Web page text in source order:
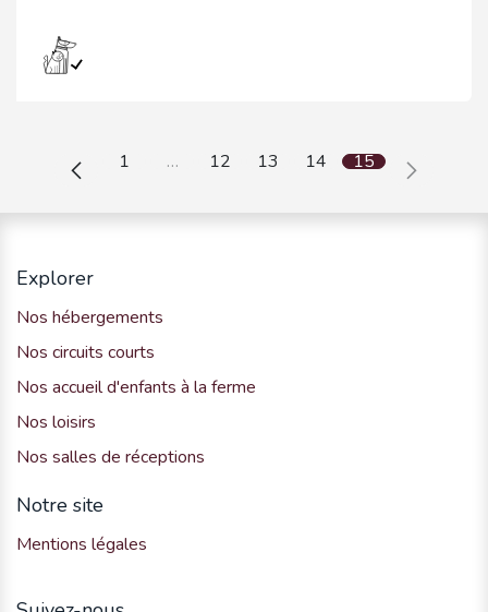
Castillon de 6 personnes, ce gîte de vacances à
l’étage peut se transformer en un seul hébergement
1 … 12 13 14 15
Explorer
Nos hébergements
Nos circuits courts
Nos accueil d'enfants à la ferme
Nos loisirs
Nos salles de réceptions
Notre site
Mentions légales